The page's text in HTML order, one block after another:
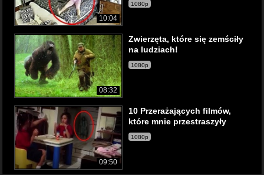
10:04
1080p
08:32
Zwierzęta, które się zemściły
na ludziach!
1080p
09:50
10 Przerażających filmów,
które mnie przestraszyły
1080p